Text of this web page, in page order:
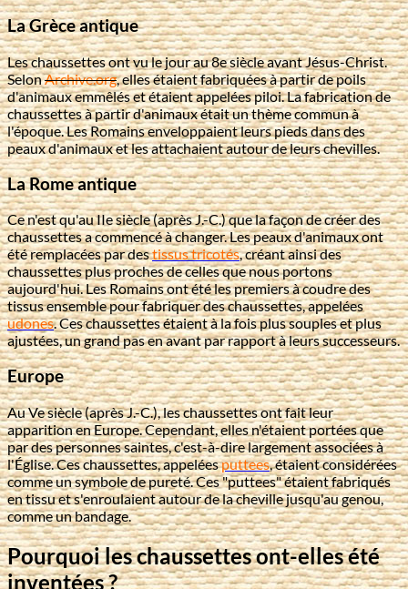
La Grèce antique
Les chaussettes ont vu le jour au 8e siècle avant Jésus-Christ.
SelonArchive.org, elles étaient fabriquées à partir de poils
d'animaux emmêlés et étaient appelées piloi. La fabrication de
chaussettes à partir d'animaux était un thème commun à
l'époque. Les Romains enveloppaient leurs pieds dans des
peaux d'animaux et les attachaient autour de leurs chevilles.
La Rome antique
Ce n'est qu'au IIe siècle (après J.-C.) que la façon de créer des
chaussettes a commencé à changer. Les peaux d'animaux ont
été remplacées par destissus tricotés, créant ainsi des
chaussettes plus proches de celles que nous portons
aujourd'hui. Les Romains ont été les premiers à coudre des
tissus ensemble pour fabriquer des chaussettes, appelées
udones. Ces chaussettes étaient à la fois plus souples et plus
ajustées, un grand pas en avant par rapport à leurs successeurs.
Europe
Au Ve siècle (après J.-C.), les chaussettes ont fait leur
apparition en Europe. Cependant, elles n'étaient portées que
par des personnes saintes, c'est-à-dire largement associées à
l'Église. Ces chaussettes, appeléesputtees, étaient considérées
comme un symbole de pureté. Ces "puttees" étaient fabriqués
en tissu et s'enroulaient autour de la cheville jusqu'au genou,
comme un bandage.
Pourquoi les chaussettes ont-elles été
inventées ?